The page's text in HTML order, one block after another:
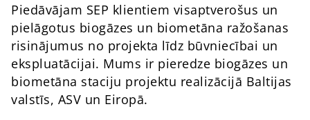
Piedāvājam SEP klientiem visaptverošus un
pielāgotus biogāzes un biometāna ražošanas
risinājumus no projekta līdz būvniecībai un
ekspluatācijai. Mums ir pieredze biogāzes un
biometāna staciju projektu realizācijā Baltijas
valstīs, ASV un Eiropā.